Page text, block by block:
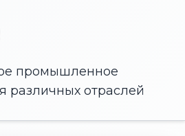
промышленное
различных отраслей